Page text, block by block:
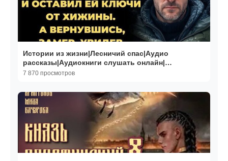
Истории из жизни|Лесничий спас|Аудио
рассказы|Аудиокниги слушать онлайн|
Жизненные истории
7 870 просмотров